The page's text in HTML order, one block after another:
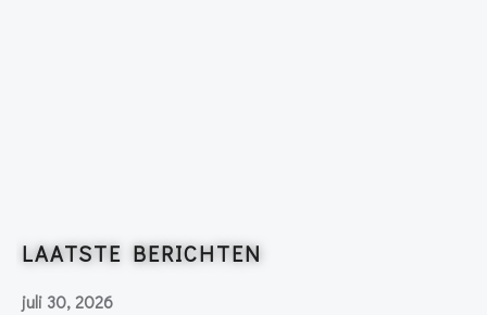
LAATSTE BERICHTEN
juli 30, 2026